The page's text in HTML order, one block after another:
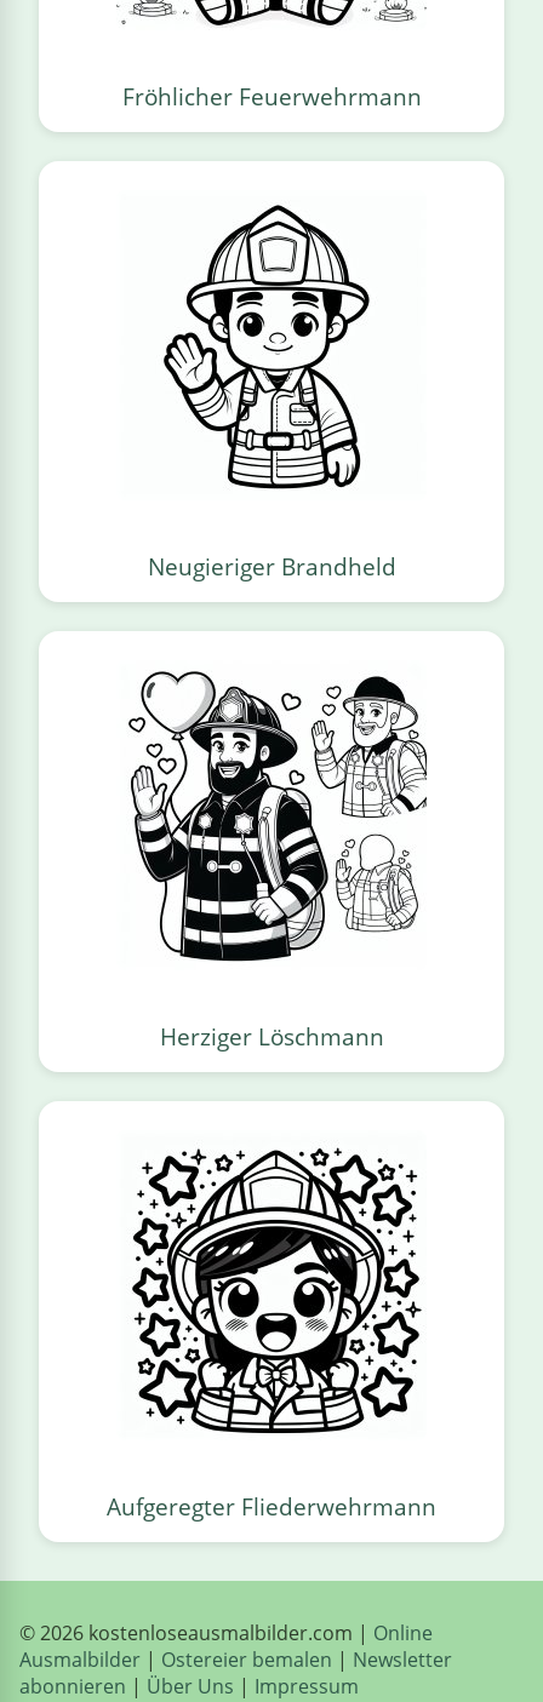
Fröhlicher Feuerwehrmann
Neugieriger Brandheld
Herziger Löschmann
Aufgeregter Fliederwehrmann
© 2026 kostenloseausmalbilder.com | Online
Ausmalbilder | Ostereier bemalen | Newsletter
abonnieren | Über Uns | Impressum